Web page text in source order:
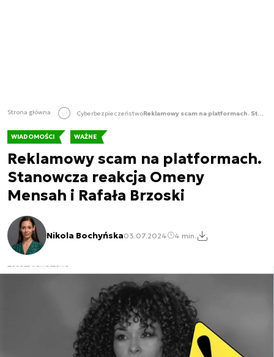
Strona główna Cyberbezpieczeństwo Reklamowy scam na platformach. Stanowcza reakcja Omeny Mensah i Rafała Brzoski
WIADOMOŚCI WAŻNE
Reklamowy scam na platformach.
Stanowcza reakcja Omeny
Mensah i Rafała Brzoski
Nikola Bochyńska03.07.2024 4 min.